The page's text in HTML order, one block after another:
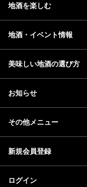
地酒を楽しむ
地酒・イベント情報
美味しい地酒の選び方
お知らせ
その他メニュー
新規会員登録
ログイン